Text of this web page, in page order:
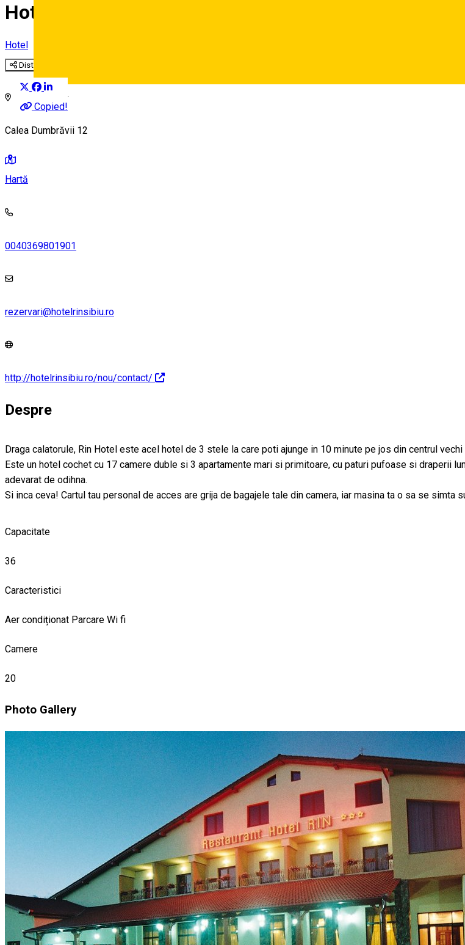
Deutsch
Hotel RIN ***
Hotel
Distribuie
Copied!
Calea Dumbrăvii 12
Hartă
0040369801901
rezervari@hotelrinsibiu.ro
http://hotelrinsibiu.ro/nou/contact/
Despre
Draga calatorule, Rin Hotel este acel hotel de 3 stele la care poti ajunge in 10 minute pe jos din centrul vechi
Este un hotel cochet cu 17 camere duble si 3 apartamente mari si primitoare, cu paturi pufoase si draperii
adevarat de odihna.
Si inca ceva! Cartul tau personal de acces are grija de bagajele tale din camera, iar masina ta o sa se simta
Capacitate
36
Caracteristici
Aer condiționat Parcare Wi fi
Camere
20
Photo Gallery